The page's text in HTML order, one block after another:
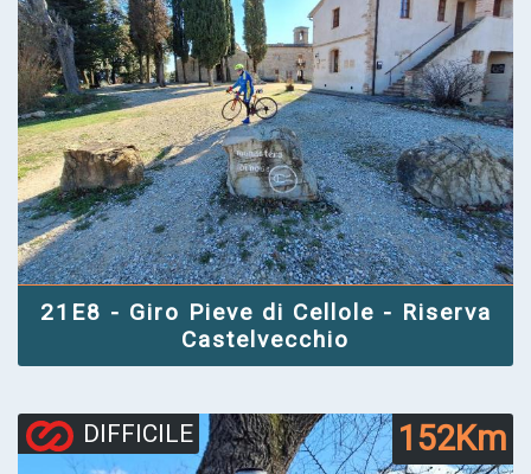
21E8 - Giro Pieve di Cellole - Riserva
Castelvecchio
DIFFICILE 152Km